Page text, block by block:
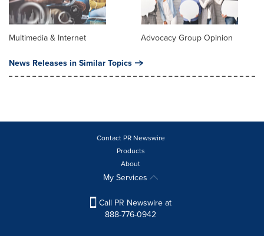
Multimedia & Internet Advocacy Group Opinion
News Releases in Similar Topics
Contact PR Newswire
Products
About
My Services
Call PR Newswire at
888-776-0942